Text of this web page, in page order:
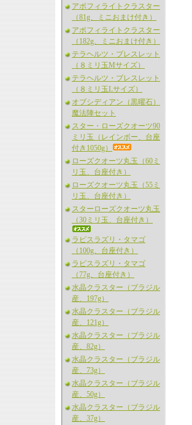
アポフィライトクラスター
（81g、ミニおまけ付き）
アポフィライトクラスター
（182g、ミニおまけ付き）
テラヘルツ・ブレスレット
（８ミリ玉Mサイズ）
テラヘルツ・ブレスレット
（８ミリ玉Lサイズ）
オブシディアン（黒曜石）
魔法陣セット
スター・ローズクオーツ90
ミリ玉（レインボー、台座
付き1050g）
ローズクオーツ丸玉（60ミ
リ玉、台座付き）
ローズクオーツ丸玉（55ミ
リ玉、台座付き）
スターローズクオーツ丸玉
（30ミリ玉、台座付き）
ラピスラズリ・タマゴ
（100g、台座付き）
ラピスラズリ・タマゴ
（77g、台座付き）
水晶クラスター（ブラジル
産、197g）
水晶クラスター（ブラジル
産、121g）
水晶クラスター（ブラジル
産、82g）
水晶クラスター（ブラジル
産、73g）
水晶クラスター（ブラジル
産、50g）
水晶クラスター（ブラジル
産、37g）